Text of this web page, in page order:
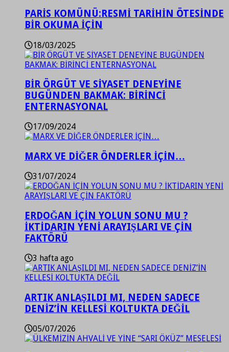
PARİS KOMÜNÜ:RESMİ TARİHİN ÖTESİNDE
BİR OKUMA İÇİN
18/03/2025
BİR ÖRGÜT VE SİYASET DENEYİNE
BUGÜNDEN BAKMAK: BİRİNCİ
ENTERNASYONAL
17/09/2024
MARX VE DİĞER ÖNDERLER İÇİN…
31/07/2024
ERDOĞAN İÇİN YOLUN SONU MU ?
İKTİDARIN YENİ ARAYIŞLARI VE ÇİN
FAKTÖRÜ
3 hafta ago
ARTIK ANLAŞILDI MI, NEDEN SADECE
DENİZ’İN KELLESİ KOLTUKTA DEĞİL
05/07/2026